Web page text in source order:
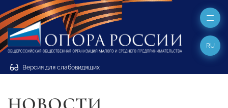
Версия для слабовидящих
RU